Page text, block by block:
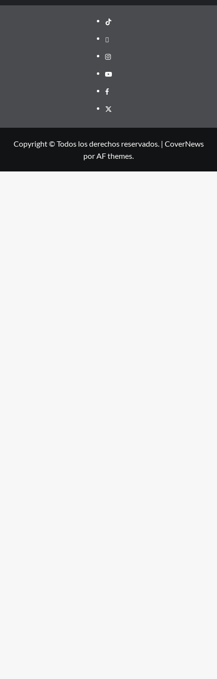
TikTok
threads
Instagram
Youtube
Facebook
X
Copyright © Todos los derechos reservados. | CoverNews
por AF themes.